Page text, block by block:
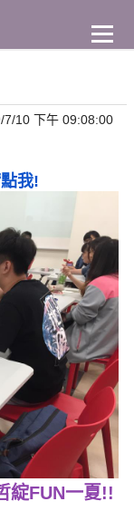
7/10 下午 09:08:00
我!
綻FUN一夏!!